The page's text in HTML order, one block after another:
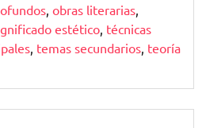
, obras literarias,
estético, técnicas
, temas secundarios, teoría